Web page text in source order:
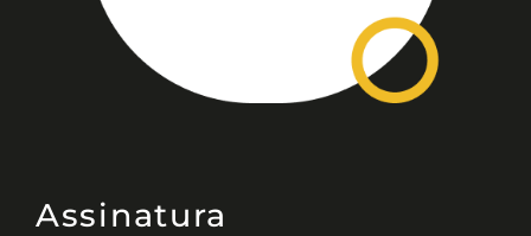
Assinatura